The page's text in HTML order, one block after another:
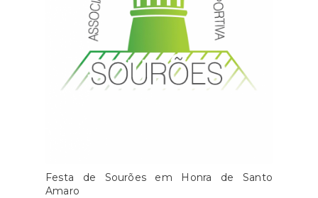
Festa de Sourões em Honra de Santo
Amaro